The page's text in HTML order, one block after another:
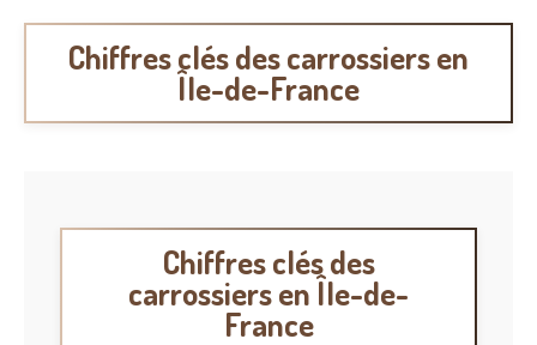
Chiffres clés des carrossiers en
Île-de-France
Chiffres clés des
carrossiers en Île-de-
France